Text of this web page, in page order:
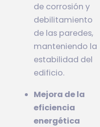
de corrosión y
debilitamiento
de las paredes,
manteniendo la
estabilidad del
edificio.
Mejora de la
eficiencia
energética